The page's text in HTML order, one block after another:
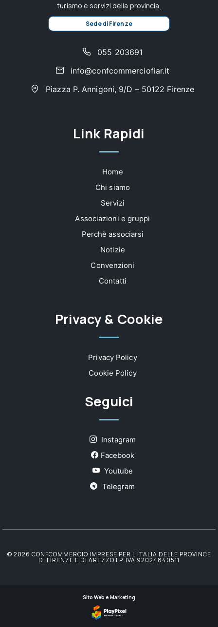
turismo e servizi della provincia.
Sede di Firenze
055 203691
info@confcommerciofiar.it
Piazza P. Annigoni, 9/D – 50122 Firenze
Link Rapidi
Home
Chi siamo
Servizi
Associazioni e gruppi
Perchè associarsi
Notizie
Convenzioni
Contatti
Privacy & Cookie
Privacy Policy
Cookie Policy
Seguici
Instagram
Facebook
Youtube
Telegram
© 2026 CONFCOMMERCIO IMPRESE PER L’ITALIA DELLE PROVINCE
DI FIRENZE E DI AREZZO | P. IVA 92024840511
Sito Web e Marketing